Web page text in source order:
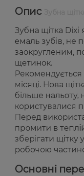
Опис
Зубна щітка Dixi
емаль зубів, не
заокругленим,
щетинок.
Рекомендується
місяці. Нова
більше нальоту,
користувалися
Перед
промити в
зберігати
робочою
Основні